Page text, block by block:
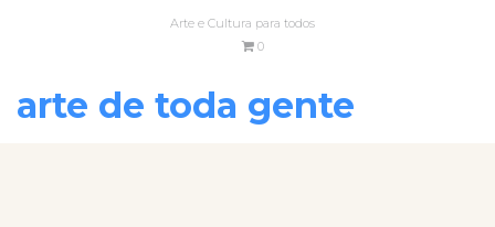
Arte e Cultura para todos
0
arte de toda gente